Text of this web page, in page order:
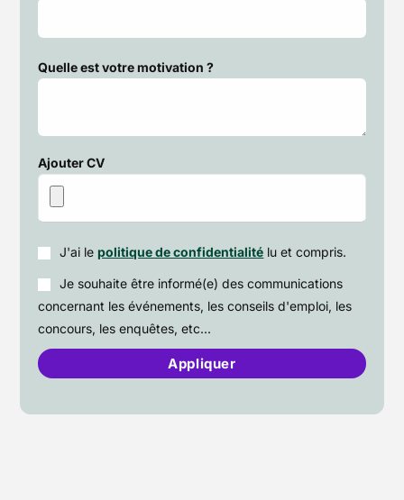
Quelle est votre motivation ?
Ajouter CV
J'ai lepolitique de confidentialité lu et compris.
Je souhaite être informé(e) des communications
concernant les événements, les conseils d'emploi, les
concours, les enquêtes, etc...